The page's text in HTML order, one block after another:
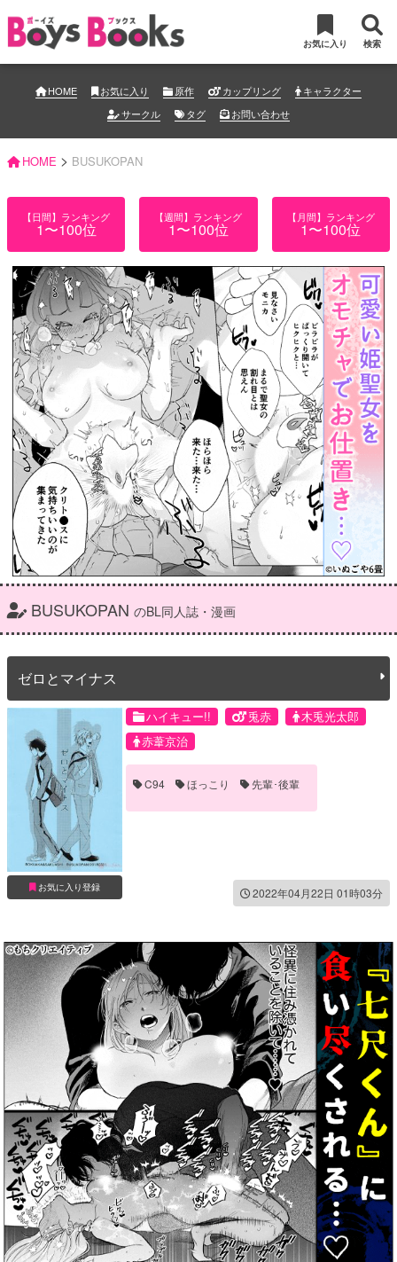
お気に入り 検索
HOME お気に入り 原作 カップリング
キャラクター
サークル
タグ お問い合わせ
HOME > BUSUKOPAN
【日間】ランキング
1〜100位
【週間】ランキング
1〜100位
【月間】ランキング
1〜100位
BUSUKOPAN のBL同人誌・漫画
ゼロとマイナス
お気に入り登録
ハイキュー!! 兎赤
木兎光太郎
赤葦京治
C94 ほっこり 先輩･後輩
2022年04月22日 01時03分